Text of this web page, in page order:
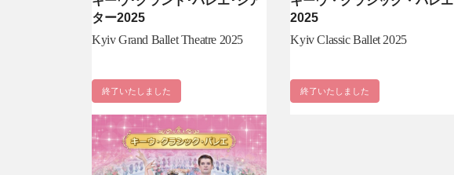
ター2025
Kyiv Grand Ballet Theatre 2025
終了いたしました
2025
Kyiv Classic Ballet 2025
終了いたしました